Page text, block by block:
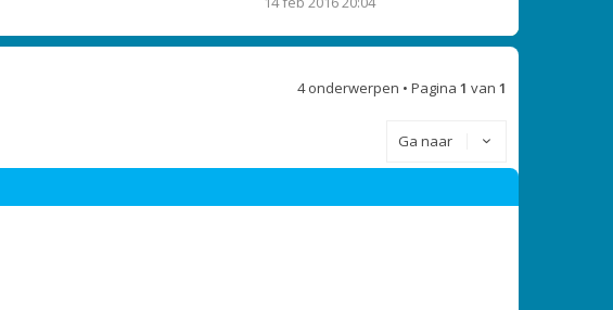
4 onderwerpen • Pagina 1 van 1
Ga naar